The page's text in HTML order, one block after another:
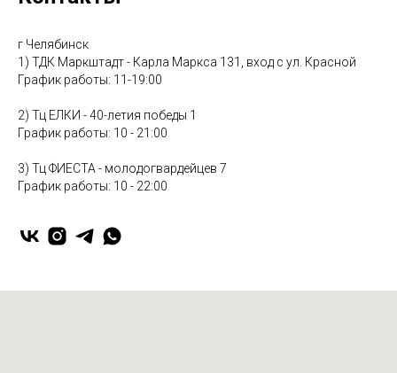
г Челябинск
1) ТДК Маркштадт - Карла Маркса 131, вход с ул. Красной
График работы: 11-19:00
2) Тц ЕЛКИ - 40-летия победы 1
График работы: 10 - 21:00
3) Тц ФИЕСТА - молодогвардейцев 7
График работы: 10 - 22:00